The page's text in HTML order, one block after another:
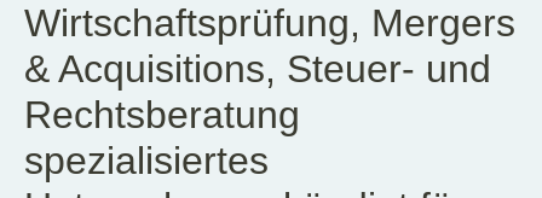
Wirtschaftsprüfung, Mergers
& Acquisitions, Steuer- und
Rechtsberatung
spezialisiertes